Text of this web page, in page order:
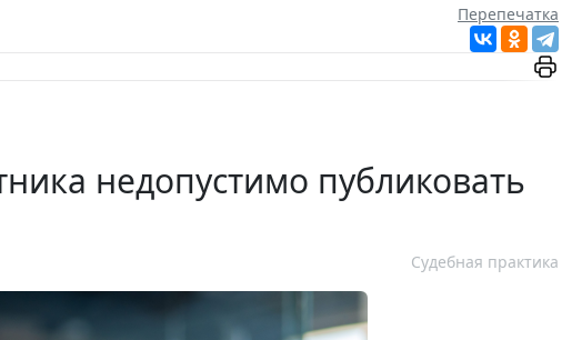
Перепечатка
недопустимо публиковать
Судебная практика